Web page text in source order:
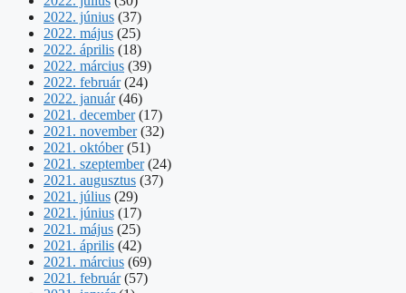
2022. június (37)
2022. május (25)
2022. április (18)
2022. március (39)
2022. február(24)
2022. január(46)
2021. december(17)
2021. november(32)
2021. október(51)
2021. szeptember(24)
2021. augusztus (37)
2021. július (29)
2021. június (17)
2021. május (25)
2021. április (42)
2021. március (69)
2021. február(57)